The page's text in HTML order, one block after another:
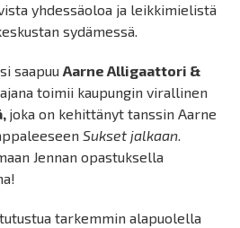
yhdessäoloa ja leikkimielistä
sydämessä.
saapuu Aarne Alligaattori &
toimii kaupungin virallinen
joka on kehittänyt tanssin Aarne
Sukset jalkaan.
Jennan opastuksella
tarkemmin alapuolella